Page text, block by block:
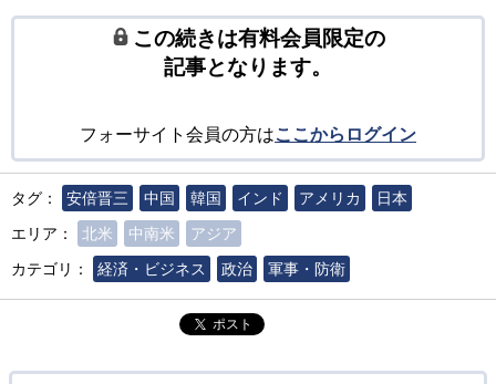
この続きは有料会員限定の
記事となります。
フォーサイト会員の方はここからログイン
タグ： 安倍晋三 中国 韓国 インド アメリカ
日本
エリア：
北米 中南米
アジア
カテゴリ：
経済・ビジネス 政治 軍事・防衛
ポスト